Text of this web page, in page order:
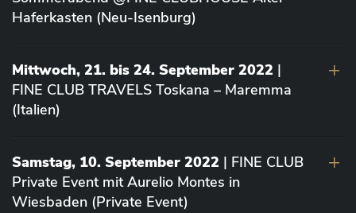
Haferkasten (Neu-Isenburg)
Mittwoch, 21. bis 24. September 2022 |
FINE CLUB TRAVELS Toskana – Maremma
(Italien)
Samstag, 10. September 2022 | FINE CLUB
Private Event mit Aurelio Montes in
Wiesbaden (Private Event)